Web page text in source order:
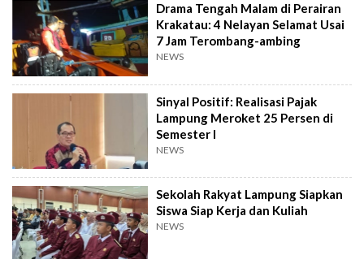
Drama Tengah Malam di Perairan
Krakatau: 4 Nelayan Selamat Usai
7 Jam Terombang-ambing
NEWS
Sinyal Positif: Realisasi Pajak
Lampung Meroket 25 Persen di
Semester I
NEWS
Sekolah Rakyat Lampung Siapkan
Siswa Siap Kerja dan Kuliah
NEWS